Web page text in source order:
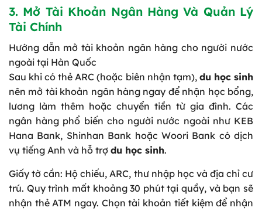
3. Mở Tài Khoản Ngân Hàng Và Quản Lý
Tài Chính
Hướng dẫn mở tài khoản ngân hàng cho người nước
ngoài tại Hàn Quốc
Sau khi có thẻ ARC (hoặc biên nhận tạm), du học sinh
nên mở tài khoản ngân hàng ngay để nhận học bổng,
lương làm thêm hoặc chuyển tiền từ gia đình. Các
ngân hàng phổ biến cho người nước ngoài như KEB
Hana Bank, Shinhan Bank hoặc Woori Bank có dịch
vụ tiếng Anh và hỗ trợ du học sinh.
Giấy tờ cần: Hộ chiếu, ARC, thư nhập học và địa chỉ cư
trú. Quy trình mất khoảng 30 phút tại quầy, và bạn sẽ
nhận thẻ ATM ngay. Chọn tài khoản tiết kiệm để nhận